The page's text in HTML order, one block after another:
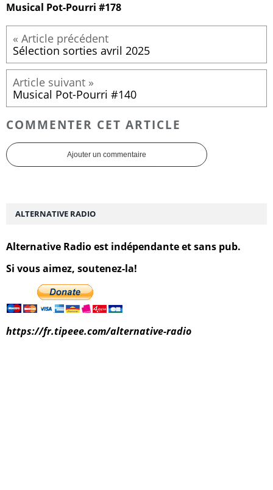
Musical Pot-Pourri #178
Sélection sorties avril 2025
Musical Pot-Pourri #140
COMMENTER CET ARTICLE
Ajouter un commentaire
ALTERNATIVE RADIO
Alternative Radio est indépendante et sans pub.
Si vous aimez, soutenez-la!
https://fr.tipeee.com/alternative-radio